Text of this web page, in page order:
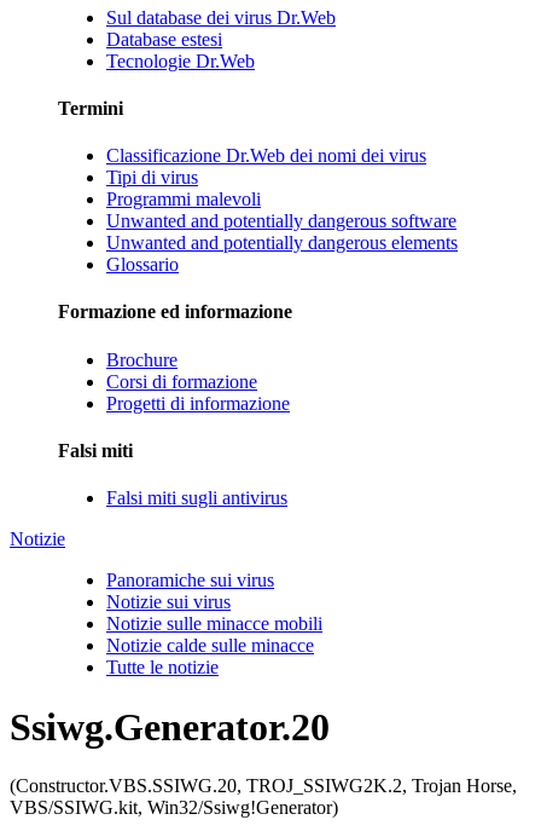
Sul database dei virus Dr.Web
Database estesi
Tecnologie Dr.Web
Termini
Classificazione Dr.Web dei nomi dei virus
Tipi di virus
Programmi malevoli
Unwanted and potentially dangerous software
Unwanted and potentially dangerous elements
Glossario
Formazione ed informazione
Brochure
Corsi di formazione
Progetti di informazione
Falsi miti
Falsi miti sugli antivirus
Notizie
Panoramiche sui virus
Notizie sui virus
Notizie sulle minacce mobili
Notizie calde sulle minacce
Tutte le notizie
Ssiwg.Generator.20
(Constructor.VBS.SSIWG.20, TROJ_SSIWG2K.2, Trojan Horse,
VBS/SSIWG.kit, Win32/Ssiwg!Generator)